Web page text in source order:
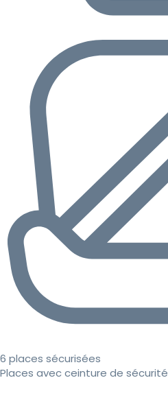
6 places sécurisées
Places avec ceinture de sécurité